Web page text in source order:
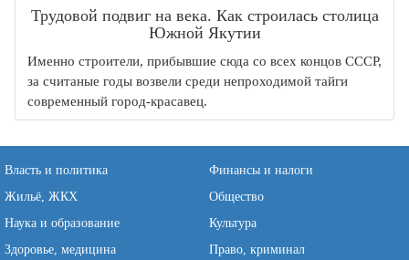
Трудовой подвиг на века. Как строилась столица
Южной Якутии
Именно строители, прибывшие сюда со всех концов СССР,
за считаные годы возвели среди непроходимой тайги
современный город-красавец.
Власть и политика
Финансы и налоги
Жильё, ЖКХ
Общество
Наука и образование
Культура
Здоровье, медицина
Право, криминал